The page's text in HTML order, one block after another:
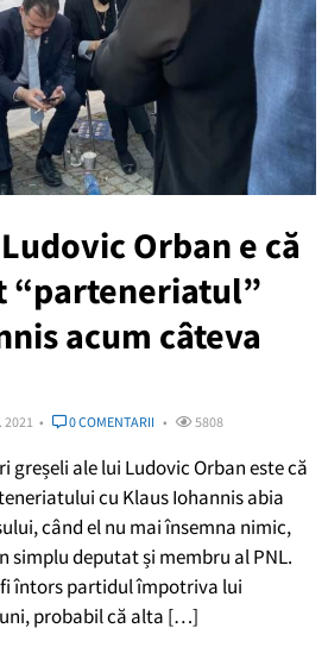
Orban e că
“parteneriatul”
acum câteva
2021 0 COMENTARII 5808
greșeli ale lui Ludovic Orban este că
cu Klaus Iohannis abia
când el nu mai însemna nimic,
simplu deputat și membru al PNL.
întors partidul împotriva lui
probabil că alta […]